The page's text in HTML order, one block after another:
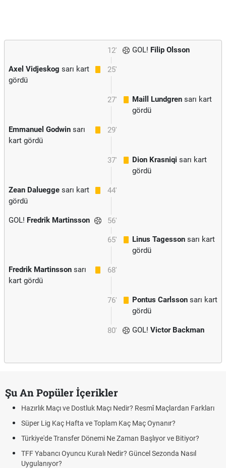
12' GOL! Filip Olsson
25'
Axel Vidjeskog sarı kart
gördü
27' Maill Lundgren sarı kart
gördü
29'
Emmanuel Godwin sarı
kart gördü
37' Dion Krasniqi sarı kart
gördü
44'
Zean Daluegge sarı kart
gördü
56'
GOL! Fredrik Martinsson
65' Linus Tagesson sarı kart
gördü
68'
Fredrik Martinsson sarı
kart gördü
76' Pontus Carlsson sarı kart
gördü
80' GOL! Victor Backman
Şu An Popüler İçerikler
Hazırlık Maçı ve Dostluk Maçı Nedir? Resmî Maçlardan Farkları
Süper Lig Kaç Hafta ve Toplam Kaç Maç Oynanır?
Türkiye'de Transfer Dönemi Ne Zaman Başlıyor ve Bitiyor?
TFF Yabancı Oyuncu Kuralı Nedir? Güncel Sezonda Nasıl
Uygulanıyor?